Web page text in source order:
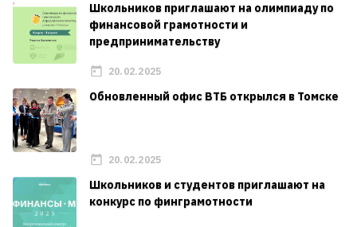
Школьников приглашают на олимпиаду по
финансовой грамотности и
предпринимательству
20.02.2025
Обновленный офис ВТБ открылся в Томске
20.02.2025
Школьников и студентов приглашают на
конкурс по финграмотности